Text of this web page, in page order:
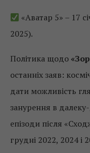
«Аватар 5» – 17
2025).
Політика щодо
останніх заяв:
дати можливість
занурення в
епізоди після
грудні 2022, 2024 і